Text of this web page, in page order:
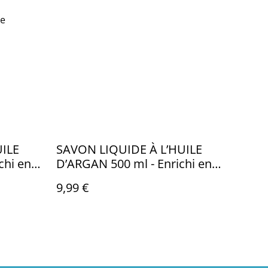
en
SAVON LIQUIDE À L’HUILE
D’ARGAN 500 ml - Enrichi en
Vitamine E
9,99 €